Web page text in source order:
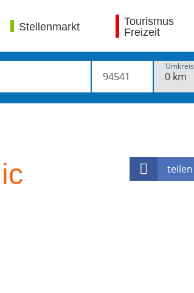
Stellenmarkt
Tourismus
Freizeit
Umkreis
teilen